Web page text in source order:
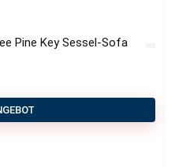
Pine Key Sessel-Sofa